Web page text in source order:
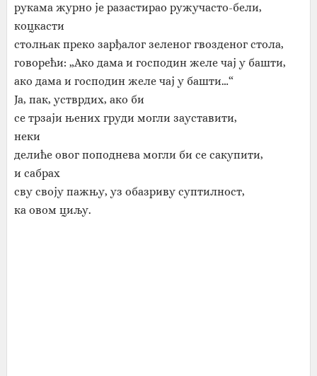
рукама журно је разастирао ружучасто-бели,
коцкасти
столњак преко зарђалог зеленог гвозденог стола,
говорећи: „Ако дама и господин желе чај у башти,
ако дама и господин желе чај у башти…“
Ја, пак, устврдих, ако би
се трзаји њених груди могли зауставити,
неки
делиће овог поподнева могли би се сакупити,
и сабрах
сву своју пажњу, уз обазриву суптилност,
ка овом циљу.